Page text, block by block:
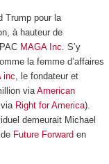
Trump pour la
à hauteur de
MAGA Inc. S’y
la femme d’affaires
inc, le fondateur et
viaAmerican
Right for America).
demeurait Michael
Future Forward en